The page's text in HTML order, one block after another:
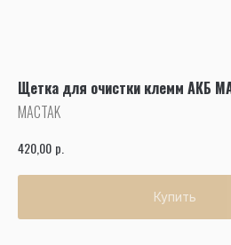
Щетка для очистки клемм АКБ
MACTAK
420,00 р.
Купить